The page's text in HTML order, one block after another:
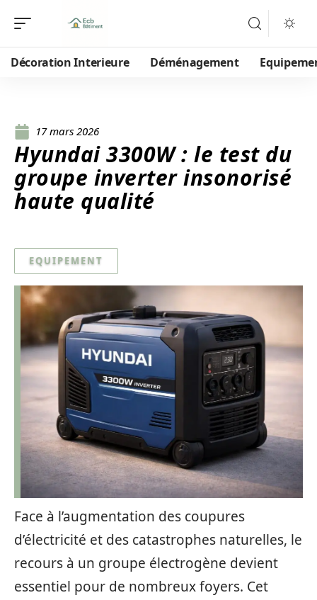
Décoration Interieure Déménagement
17 mars 2026
Hyundai 3300W : le test du
groupe inverter insonorisé
haute qualité
EQUIPEMENT
Face à l’augmentation des coupures
d’électricité et des catastrophes naturelles, le
recours à un groupe électrogène devient
essentiel pour de nombreux foyers. Cet